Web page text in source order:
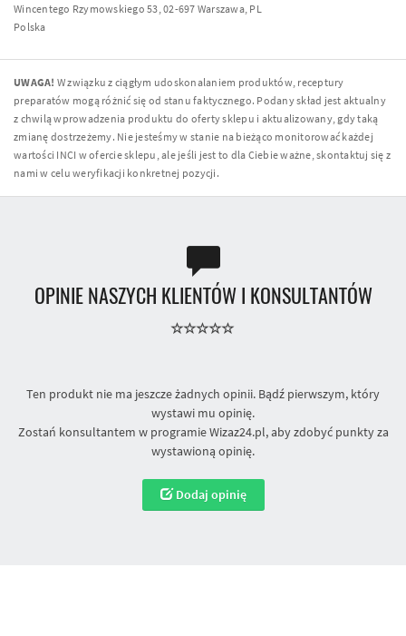
Wincentego Rzymowskiego 53, 02-697 Warszawa, PL
Polska
UWAGA! W związku z ciągłym udoskonalaniem produktów, receptury
preparatów mogą różnić się od stanu faktycznego. Podany skład jest aktualny
z chwilą wprowadzenia produktu do oferty sklepu i aktualizowany, gdy taką
zmianę dostrzeżemy. Nie jesteśmy w stanie na bieżąco monitorować każdej
wartości INCI w ofercie sklepu, ale jeśli jest to dla Ciebie ważne, skontaktuj się z
nami w celu weryfikacji konkretnej pozycji.
OPINIE NASZYCH KLIENTÓW I KONSULTANTÓW
Ten produkt nie ma jeszcze żadnych opinii. Bądź pierwszym, który
wystawi mu opinię.
Zostań konsultantem w programie Wizaz24.pl, aby zdobyć punkty za
wystawioną opinię.
Dodaj opinię